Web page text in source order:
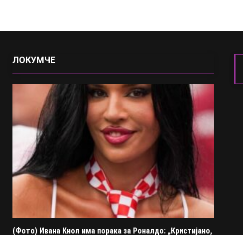
ЛОКУМЧЕ
(Фото) Ивана Кнол има порака за Роналдо: „Кристијано,